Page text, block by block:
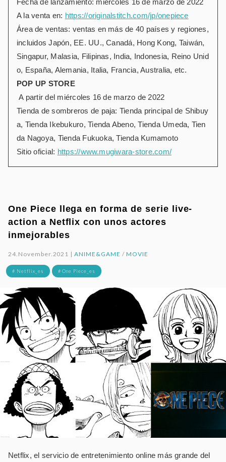
A la venta en: https://originalstitch.com/jp/onepiece
Área de ventas: ventas en más de 40 países y regiones,
incluidos Japón, EE. UU., Canadá, Hong Kong, Taiwán,
Singapur, Malasia, Filipinas, India, Indonesia, Reino Unid
o, España, Alemania, Italia, Francia, Australia, etc.
POP UP STORE
A partir del miércoles 16 de marzo de 2022
Tienda de sombreros de paja: Tienda principal de Shibuy
a, Tienda Ikebukuro, Tienda Abeno, Tienda Umeda, Tien
da Nagoya, Tienda Fukuoka, Tienda Kumamoto
Sitio oficial: https://www.mugiwara-store.com/
One Piece llega en forma de serie live-
action a Netflix con unos actores
inmejorables
24.November.2021 |ANIME&GAME / MOVIE
# Netflix_es # One Piece_es
Netflix, el servicio de entretenimiento online más grande del